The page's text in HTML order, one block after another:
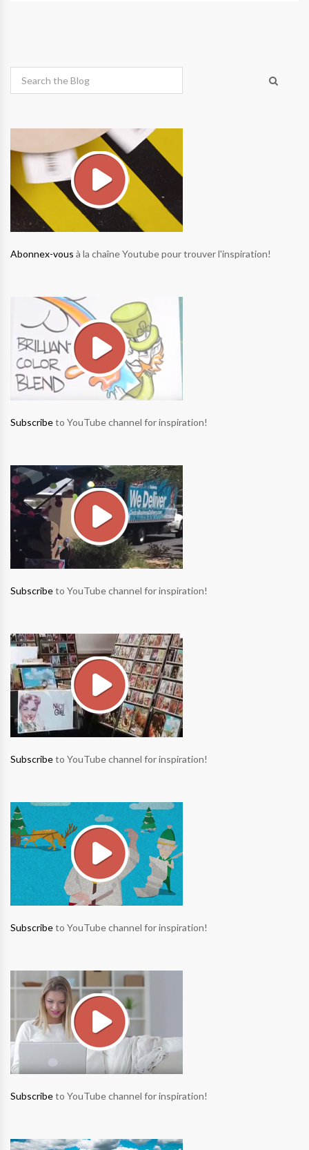
Abonnex-vous à la chaîne Youtube pour trouver l'inspiration!
Subscribeto YouTube channel for inspiration!
Subscribeto YouTube channel for inspiration!
Subscribeto YouTube channel for inspiration!
Subscribeto YouTube channel for inspiration!
Subscribeto YouTube channel for inspiration!